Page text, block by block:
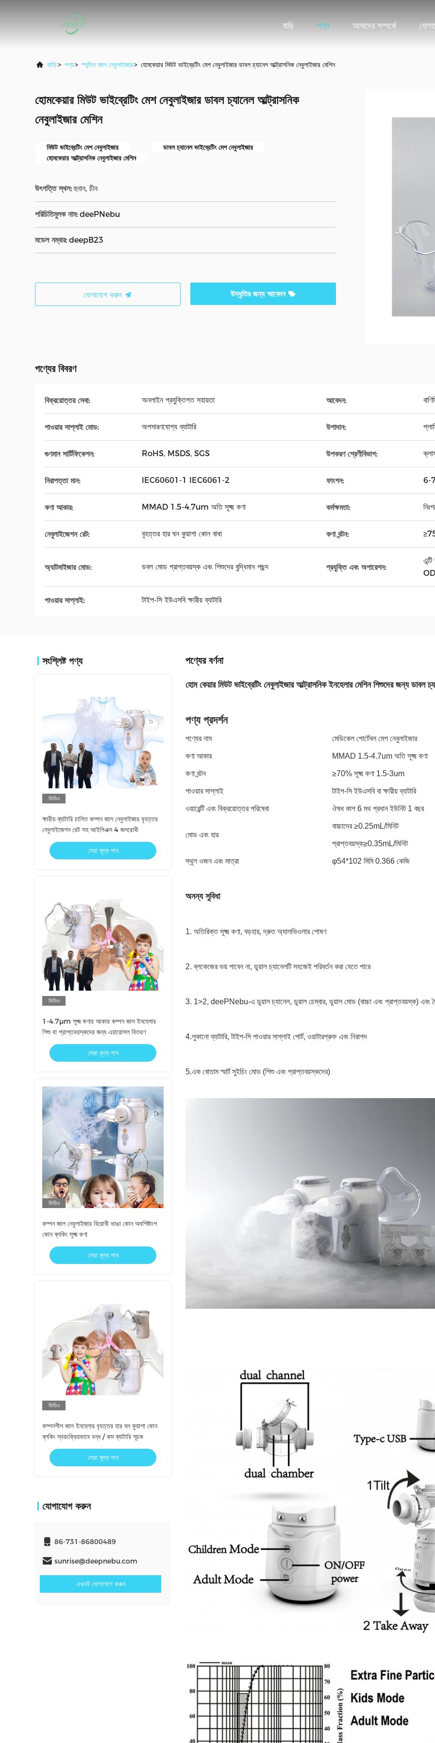
বাড়ি পণ্য আমাদের সম্পর্কে
বাড়ি> পণ্য> স্পন্দিত জাল নেবুলাইজার> হোমকেয়ার মিউট ভাইব্রেটিং মেশ নেবুলাইজার ডাবল চ্যানেল আল্ট্রাসনিক নেবুলাইজার মেশিন
হোমকেয়ার মিউট ভাইব্রেটিং মেশ নেবুলাইজার ডাবল চ্যানেল আল্ট্রাসনিক
নেবুলাইজার মেশিন
মিউট ভাইব্রেটিং মেশ নেবুলাইজার
ডাবল চ্যানেল ভাইব্রেটিং মেশ নেবুলাইজার
হোমকেয়ার আল্ট্রাসনিক নেবুলাইজার মেশিন
উৎপত্তি স্থল: হুনান, চীন
পরিচিতিমুলক নাম: deePNebu
মডেল নম্বার: deepB23
যোগাযোগ করুন উদ্ধৃতির জন্য আবেদন
পণ্যের বিবরণ
বিক্রয়োত্তর সেবা: অনলাইন প্রযুক্তিগত সহায়তা আবেদন:
পাওয়ার সাপ্লাই মোড: অপসারণযোগ্য ব্যাটারি উপাদান:
গুণমান সার্টিফিকেশন: RoHS, MSDS, SGS উপকরণ শ্রেণীবিভাগ:
নিরাপত্তা মান: IEC60601-1 IEC6061-2 ফাংশন: 6-7
কণা আকার: MMAD 1.5-4.7um অতি সূক্ষ্ম কণা কর্মক্ষমতা:
নেবুলাইজেশন রেট: বৃহত্তর হার ঘন কুয়াশা কোন বাধা কণা বন্টন:
অ্যাটমাইজার মোড: ডবল মোড প্রাপ্তবয়স্ক এবং শিশুদের বুদ্ধিমান পছন্দ প্রযুক্তি এবং অপারেশন:
পাওয়ার সাপ্লাই: টাইপ-সি ইউএসবি ক্ষারীয় ব্যাটারি
সংশ্লিষ্ট পণ্য
ভিডিও
ক্ষারীয় ব্যাটারি চালিত কম্পন জাল নেবুলাইজার বৃহত্তর
নেবুলাইজেশন রেট সহ আইপিএক্স 4 জলরোধী
সেরা মূল্য পান
ভিডিও
1-4.7μm সূক্ষ্ম কণার আকার কম্পন জাল ইনহেলার
শিশু বা প্রাপ্তবয়স্কদের জন্য এয়ারোসল বিতরণ
সেরা মূল্য পান
ভিডিও
কম্পন জাল নেবুলাইজার বিরোধী ভাঙা কোন অবশিষ্টাংশ
কোন ব্লকিং সূক্ষ্ম কণা
সেরা মূল্য পান
ভিডিও
কম্পনশীল জাল ইনহেলার বৃহত্তর হার ঘন কুয়াশা কোন
ব্লকিং স্বয়ংক্রিয়ভাবে বন্ধ / কম ব্যাটারি সূচক
সেরা মূল্য পান
যোগাযোগ করুন
86-731-86800489
sunrise@deepnebu.com
এখনই যোগাযোগ করুন
পণ্যের বর্ণনা
হোম কেয়ার মিউট ভাইব্রেটিং নেবুলাইজার আল্ট্রাসনিক ইনহেলার মেশিন শিশুদের জন্য ডাবল
পণ্য প্রদর্শন
পণ্যের নাম মেডিকেল পোর্টেবল মেশ নেবুলাইজার
কণা আকার MMAD 1.5-4.7um অতি সূক্ষ্ম কণা
কণা বন্টন ≥70% সূক্ষ্ম কণা 1.5-3um
পাওয়ার সাপ্লাই টাইপ-সি ইউএসবি বা ক্ষারীয় ব্যাটারি
ওয়ারেন্টি এবং বিক্রয়োত্তর পরিষেবা ঔষধ কাপ 6 মথ প্রধান ইউনিট 1 বছর
মোড এবং হার
বাচ্চাদের ≥0.25mL/মিনিট
প্রাপ্তবয়স্ক≥0.35mL/মিনিট
স্থূল ওজন এবং মাত্রা φ54*102 মিমি 0.366 কেজি
অনন্য সুবিধা
1. অতিরিক্ত সূক্ষ্ম কণা, বড়হার, দ্রুত অ্যালভিওলার শোষণ
2. ব্লকেজের ভয় পাবেন না, ডুয়াল চ্যানেলটি সহজেই পরিবর্তন করা যেতে পারে
3. 1>2, deePNebu-এ ডুয়াল চ্যানেল, ডুয়াল চেম্বার, ডুয়াল মোড (বাচ্চা এবং প্রাপ্তবয়স্ক) এবং
4.লুকানো ব্যাটারি, টাইপ-সি পাওয়ার সাপ্লাই পোর্ট, ওয়াটারপ্রুফ এবং নিরাপদ
5.এক বোতাম স্মার্ট সুইচিং মোড (শিশু এবং প্রাপ্তবয়স্কদের)